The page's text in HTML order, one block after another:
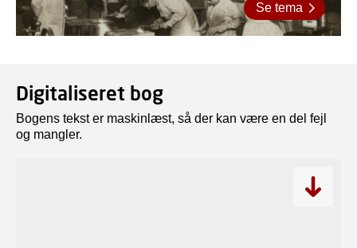
Se tema
Digitaliseret bog
Bogens tekst er maskinlæst, så der kan være en del fejl
og mangler.